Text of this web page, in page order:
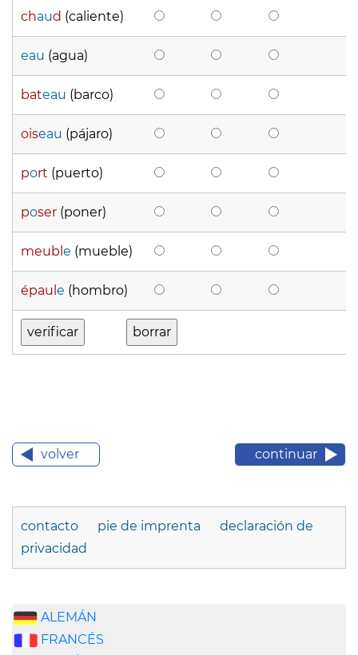
chaud (caliente)
eau (agua)
bateau (barco)
oiseau (pájaro)
port (puerto)
poser (poner)
meubl e (mueble)
épaul e (hombro)
volver continuar
contacto pie de imprenta
declaración de
privacidad
ALEMÁN
FRANCÉS